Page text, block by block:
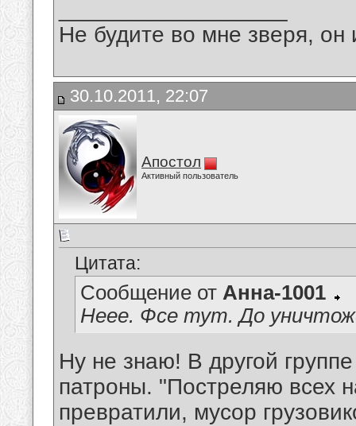
Не будите во мне зверя, он
30.10.2011, 22:07
Апостол
Активный пользователь
Цитата:
Сообщение от Анна-1001
Неее. Фсе тут. До
Ну не знаю! В другой
патроны. "Постреляю всех
превратили, мусор